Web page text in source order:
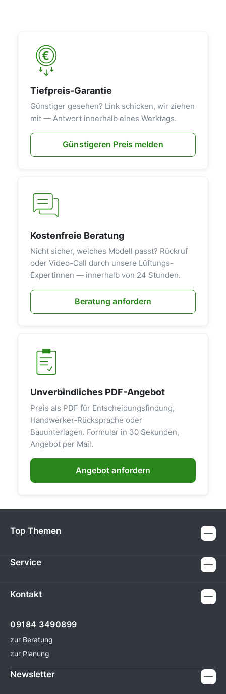
Tiefpreis-Garantie
Günstiger gesehen? Link schicken, wir ziehen
mit — Antwort innerhalb eines Werktags.
Günstigeren Preis melden
Kostenfreie Beratung
Nicht sicher, welches Modell passt? Rückruf
oder Video-Call durch unsere Lüftungs-
Expertinnen — innerhalb von 24 Stunden.
Beratung anfordern
Unverbindliches PDF-Angebot
Preis als PDF für Entscheidungsfindung,
Handwerker-Rücksprache oder
Bauunterlagen. Formular in 30 Sekunden,
Angebot per Mail.
Angebot anfordern
Top Themen
Service
Kontakt
09184 3490899
zur Beratung
zur Planung
Newsletter